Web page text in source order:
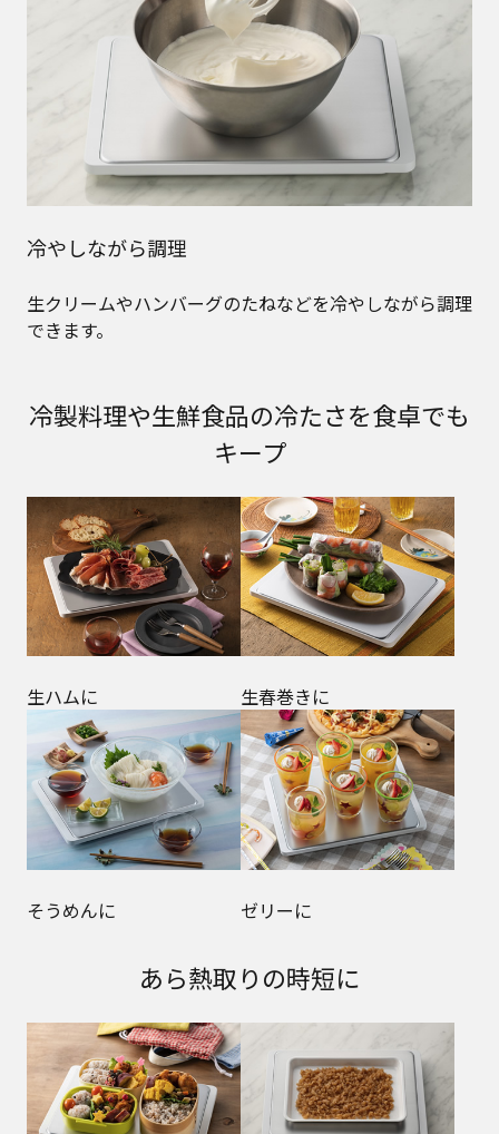
冷やしながら調理
生クリームやハンバーグのたねなどを冷やしながら調理
できます。
冷製料理や生鮮食品の冷たさを食卓でも
キープ
生ハムに 生春巻きに
そうめんに ゼリーに
あら熱取りの時短に